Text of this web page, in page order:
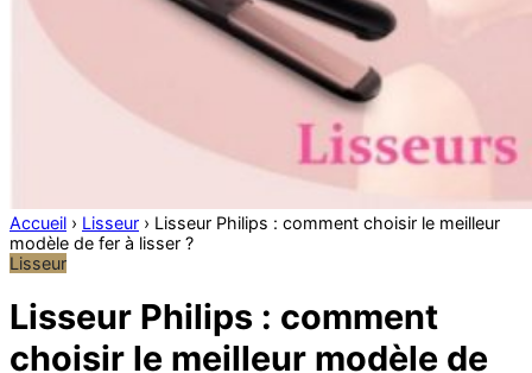
Accueil › Lisseur › Lisseur Philips : comment choisir le meilleur
modèle de fer à lisser ?
Lisseur
Lisseur Philips : comment
choisir le meilleur modèle de